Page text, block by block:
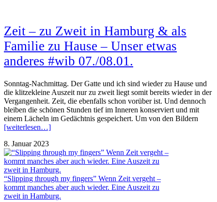
Zeit – zu Zweit in Hamburg & als
Familie zu Hause – Unser etwas
anderes #wib 07./08.01.
Sonntag-Nachmittag. Der Gatte und ich sind wieder zu Hause und
die klitzekleine Auszeit nur zu zweit liegt somit bereits wieder in der
Vergangenheit. Zeit, die ebenfalls schon vorüber ist. Und dennoch
bleiben die schönen Stunden tief im Inneren konserviert und mit
einem Lächeln im Gedächtnis gespeichert. Um von den Bildern
[weiterlesen…]
8. Januar 2023
“Slipping through my fingers” Wenn Zeit vergeht –
kommt manches aber auch wieder. Eine Auszeit zu
zweit in Hamburg.